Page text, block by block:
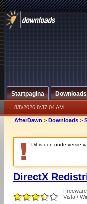
Startpagina Downloads
8/8/2026 8:37:04 AM
AfterDawn > Downloads >
Dit is een oude versie
DirectX
Freeware
Vista /